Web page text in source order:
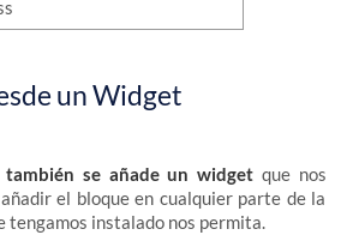
un Widget
también se añade un widget que nos
el bloque en cualquier parte de la
tengamos instalado nos permita.